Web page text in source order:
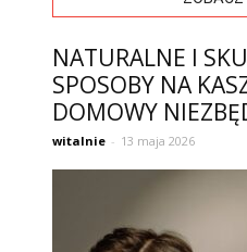
NATURALNE I
SPOSOBY NA
DOMOWY
witalnie - 13 maja 2026